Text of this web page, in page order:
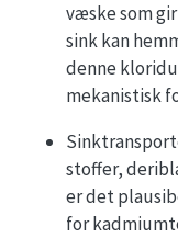
væske som
sink kan
denne
mekanistisk
stoffer,
er det
for